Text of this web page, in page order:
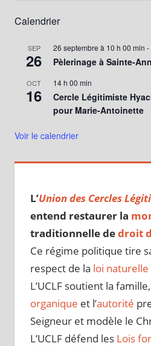
Calendrier
SEP
26
26 septembre à 10 h 00 min -
Pèlerinage à Sainte-
OCT
16
14 h 00 min
Cercle Légitimiste
pour Marie-Antoinette
Voir le calendrier
L’Union des Cercles
entend restaurer la
traditionnelle dedroit
Ce régime politique tire
respect de la loi naturelle
L’UCLF soutient la
organique et l’autorité
Seigneur et modèle le
L’UCLF défend les Lois